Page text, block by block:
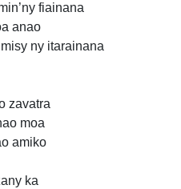
fiainana
anao
ny itarainana
zavatra
moa
amiko
ka